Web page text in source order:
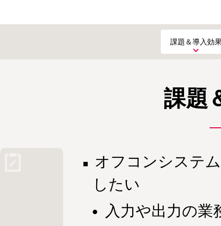
課題＆導入効
課題
オフコンシステ
したい
入力や出力の業